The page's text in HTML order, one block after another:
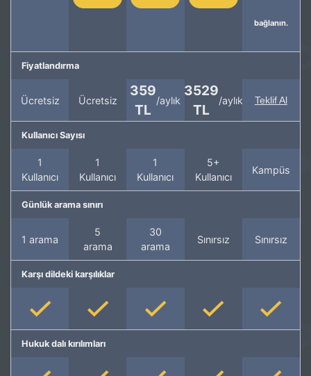
bağlanın.
Fiyatlandırma
Ücretsiz Ücretsiz
359
TL
/aylık
3529
TL
/aylık Teklif Al
Kullanıcı Sayısı
1
Kullanıcı
1
Kullanıcı
1
Kullanıcı
5+
Kullanıcı
Kampüs
Günlük arama sınırı
1 arama
5
arama
30
arama
Sınırsız Sınırsız
Karşı dildeki karşılıklar
Hukuk dalı kırılımları